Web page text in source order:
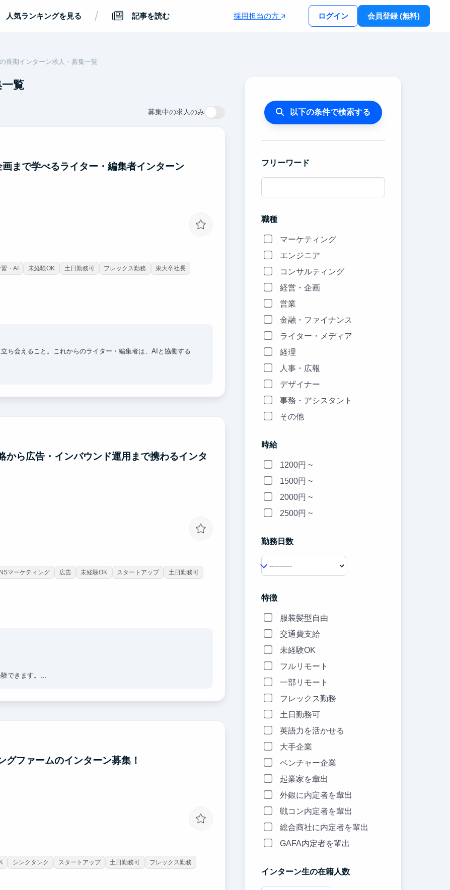
人気ランキングを見る / 記事を読む 採用担当の方 ログイン 会員登録 (無料)
長期インターン求人・募集一覧
覧
募集中の求人のみ
まで学べるライター・編集者インターン
・AI 未経験OK 土日勤務可 フレックス勤務
東大卒社長
ち会えること。これからのライター・編集者は、AIと協働する
から広告・インバウンド運用まで携わるインタ
マーケティング 広告 未経験OK スタートアップ
土日勤務可
できます。
当し、インバウンド集客の基礎を習得。
をもとに次の施策を提案します
グファームのインターン募集！
シンクタンク スタートアップ 土日勤務可
フレックス勤務
以下の条件で検索する
フリーワード
職種
マーケティング
エンジニア
コンサルティング
経営・企画
営業
金融・ファイナンス
ライター・メディア
経理
人事・広報
デザイナー
事務・アシスタント
その他
時給
1200円 ~
1500円 ~
2000円 ~
2500円 ~
勤務日数
特徴
服装髪型自由
交通費支給
未経験OK
フルリモート
一部リモート
フレックス勤務
土日勤務可
英語力を活かせる
大手企業
ベンチャー企業
起業家を輩出
外銀に内定者を輩出
戦コン内定者を輩出
総合商社に内定者を輩出
GAFA内定者を輩出
インターン生の在籍人数